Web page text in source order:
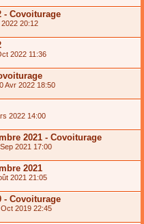
- Covoiturage
20:12
2022 11:36
Avr 2022 18:50
2022 14:00
2021 - Covoiturage
2021 17:00
2021
2021 21:05
- Covoiturage
2019 22:45